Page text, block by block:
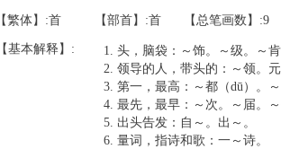
【繁体】:首 【部首】:首 【总笔画数】:9
【基本解释】:
头，脑袋：～饰。～级。～
领导的人，带头的：～领。
第一，最高：～都（dū）。～
最先，最早：～次。～届。
出头告发：自～。出～。
量词，指诗和歌：一～诗。